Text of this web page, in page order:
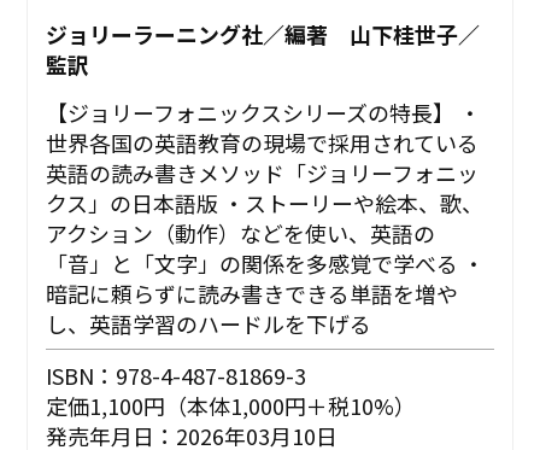
ジョリーラーニング社／編著 山下桂世子／
監訳
【ジョリーフォニックスシリーズの特長】 ・
世界各国の英語教育の現場で採用されている
英語の読み書きメソッド「ジョリーフォニッ
クス」の日本語版 ・ストーリーや絵本、歌、
アクション（動作）などを使い、英語の
「音」と「文字」の関係を多感覚で学べる ・
暗記に頼らずに読み書きできる単語を増や
し、英語学習のハードルを下げる
ISBN：978-4-487-81869-3
定価1,100円（本体1,000円＋税10%）
発売年月日：2026年03月10日